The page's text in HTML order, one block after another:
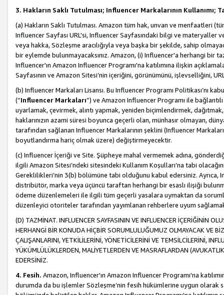
3. Hakların Saklı Tutulması; Influencer Markalarının Kullanımı;
(a) Hakların Saklı Tutulması. Amazon tüm hak, unvan ve menfaatleri
Influencer Sayfası URL'si, Influencer Sayfasındaki bilgi ve materyaller
veya hakka, Sözleşme aracılığıyla veya başka bir şekilde, sahip
bir eylemde bulunmayacaksınız. Amazon, (i) Influencer'a herhangi bir
Influencer'ın Amazon Influencer Programı'na katılımına ilişkin
Sayfasının ve Amazon Sitesi’nin içeriğini, görünümünü, işlevselliğini,
(b) Influencer Markaları Lisansı. Bu Influencer Programı Politikası’nı
(“Influencer Markaları”) ve Amazon Influencer Programı ile
uyarlamak, çevirmek, alıntı yapmak, yeniden biçimlendirmek,
haklarınızın azami süresi boyunca geçerli olan, münhasır olmayan,
tarafından sağlanan Influencer Markalarının şeklini (Influencer
boyutlandırma hariç olmak üzere) değiştirmeyecektir.
(c) Influencer İçeriği ve Site. Şüpheye mahal vermemek adına,
ilgili Amazon Sitesi’ndeki sitesindeki Kullanım Koşulları’na tabi
Gereklilikleri’nin 3(b) bölümüne tabi olduğunu kabul edersiniz. Ayrıca,
distribütör, marka veya üçüncü taraftan herhangi bir esaslı ilişiği
ödeme düzenlemeleri ile ilgili tüm geçerli yasalara uymaktan da
düzenleyici otoriteler tarafından yayımlanan rehberlere uyum
(D) TAZMİNAT. INFLUENCER SAYFASININ VE INFLUENCER İÇERİĞİNİN
HERHANGİ BİR KONUDA HİÇBİR SORUMLULUĞUMUZ OLMAYACAK VE
ÇALIŞANLARINI, YETKİLİLERİNİ, YÖNETİCİLERİNİ VE TEMSİLCİLERİNİ,
YÜKÜMLÜLÜKLERDEN, MALİYETLERDEN VE MASRAFLARDAN
EDERSİNİZ.
4. Fesih. Amazon, Influencer'ın Amazon Influencer Programı'na
durumda da bu işlemler Sözleşme’nin fesih hükümlerine uygun olarak